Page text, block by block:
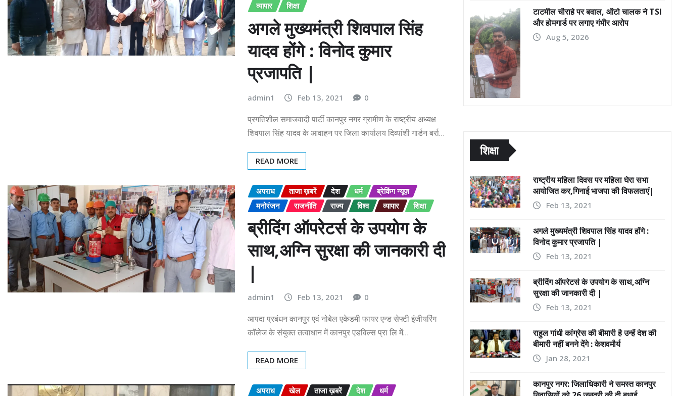
व्यापार
शिक्षा
अगले मुख्यमंत्री शिवपाल सिंह
यादव होंगे : विनोद कुमार
प्रजापति |
admin1 Feb 13, 2021 0
प्रगतिशील समाजवादी पार्टी कानपुर नगर ग्रामीण के राष्ट्रीय अध्यक्ष
शिवपाल सिंह यादव के आवाहन पर जिला कार्यालय दिव्यांशी गार्डन बर्रा…
READ MORE
अपराध ताजा ख़बरें देश धर्म
ब्रेकिंग न्यूज़
मनोरंजन
राजनीति राज्य विश्व व्यापार शिक्षा
ब्रीदिंग ऑपरेटर्स के उपयोग के
साथ,अग्नि सुरक्षा की जानकारी दी
|
admin1 Feb 13, 2021 0
आपदा प्रबंधन कानपुर एवं नोबेल एकेडमी फायर एन्ड सेफ्टी इंजीयरिंग
कॉलेज के संयुक्त तत्वाधान में कानपुर एडविल्स प्रा लि में…
READ MORE
अपराध खेल ताजा ख़बरें देश
धर्म
टाटमील चौराहे पर बवाल, ऑटो चालक ने TSI
और होमगार्ड पर लगाए गंभीर आरोप
Aug 5, 2026
शिक्षा
राष्ट्रीय महिला दिवस पर महिला घेरा सभा
आयोजित कर,गिनाई भाजपा की विफलताएं|
Feb 13, 2021
अगले मुख्यमंत्री शिवपाल सिंह यादव होंगे :
विनोद कुमार प्रजापति |
Feb 13, 2021
ब्रीदिंग ऑपरेटर्स के उपयोग के साथ,अग्नि
सुरक्षा की जानकारी दी |
Feb 13, 2021
राहुल गांधी कांग्रेस की बीमारी है उन्हें देश की
बीमारी नहीं बनने देंगे : केशवमौर्य
Jan 28, 2021
कानपुर नगर: जिलाधिकारी ने समस्त कानपुर